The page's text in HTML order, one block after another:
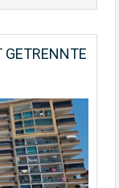
GETRENNTE